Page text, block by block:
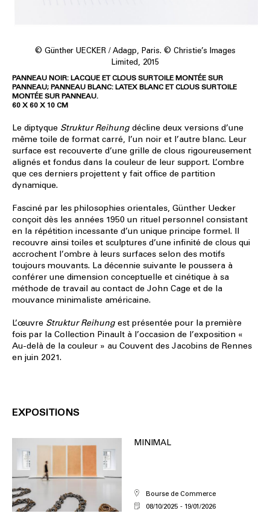
© Günther UECKER / Adagp, Paris. © Christie’s Images
Limited, 2015
PANNEAU NOIR: LACQUE ET CLOUS SUR TOILE MONTÉE SUR
PANNEAU; PANNEAU BLANC: LATEX BLANC ET CLOUS SUR TOILE
MONTÉE SUR PANNEAU.
60 X 60 X 10 CM
Le diptyque Struktur Reihung décline deux versions d’une
même toile de format carré, l’un noir et l’autre blanc. Leur
surface est recouverte d’une grille de clous rigoureusement
alignés et fondus dans la couleur de leur support. L’ombre
que ces derniers projettent y fait office de partition
dynamique.
Fasciné par les philosophies orientales, Günther Uecker
conçoit dès les années 1950 un rituel personnel consistant
en la répétition incessante d’un unique principe formel. Il
recouvre ainsi toiles et sculptures d’une infinité de clous qui
accrochent l’ombre à leurs surfaces selon des motifs
toujours mouvants. La décennie suivante le poussera à
conférer une dimension conceptuelle et cinétique à sa
méthode de travail au contact de John Cage et de la
mouvance minimaliste américaine.
L’œuvre Struktur Reihung est présentée pour la première
fois par la Collection Pinault à l’occasion de l’exposition «
Au-delà de la couleur » au Couvent des Jacobins de Rennes
en juin 2021.
EXPOSITIONS
MINIMAL
Bourse de Commerce
08/10/2025
19/01/2026